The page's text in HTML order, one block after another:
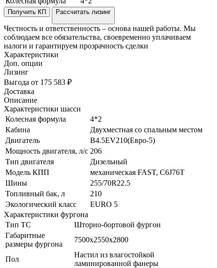
Получить КП Рассчитать лизинг
Честность и ответственность – основа нашей работы. Мы
соблюдаем все обязательства, своевременно уплачиваем
налоги и гарантируем прозрачность сделки
Характеристики
Доп. опции
Лизинг
Выгода от 175 583 ₽
Доставка
Описание
Характеристики шасси
Колесная формула
4*2
Кабина
Двухместная со спальным местом
Двигатель
B4.5EV210(Евро-5)
Мощность двигателя, л/с 206
Тип двигателя
Дизельный
Модель КПП
механическая FAST, C6J76T
Шины
255/70R22.5
Топливный бак, л
210
Экологический класс
EURO 5
Характеристики фургона
Тип ТС
Шторно-бортовой фургон
Габаритные
размеры фургона
7500х2550х2800
Пол
Настил из влагостойкой
ламинированной фанеры